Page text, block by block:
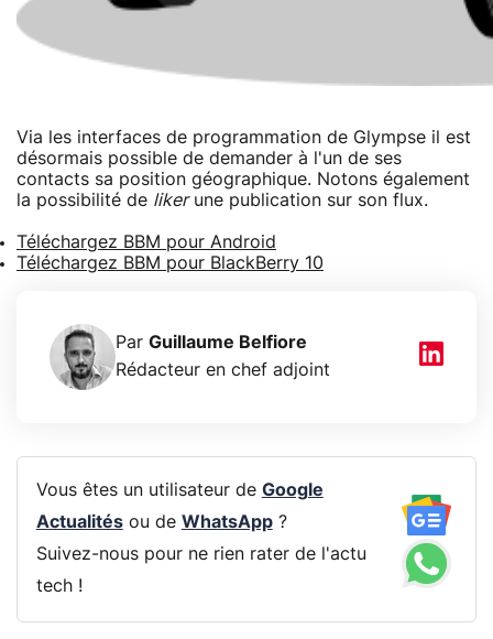
Via les interfaces de programmation de Glympse il est
désormais possible de demander à l'un de ses
contacts sa position géographique. Notons également
la possibilité de likerune publication sur son flux.
Téléchargez BBM pour Android
Téléchargez BBM pour BlackBerry 10
Par Guillaume Belfiore
Rédacteur en chef adjoint
Vous êtes un utilisateur de Google
Actualitésou de WhatsApp?
Suivez-nous pour ne rien rater de l'actu
tech !